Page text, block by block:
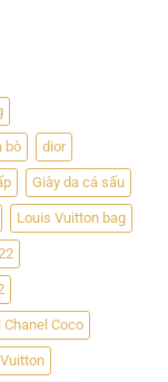
bò dior
Giày da cá sấu
Louis Vuitton bag
Chanel Coco